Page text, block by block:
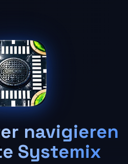
navigieren
Systemix